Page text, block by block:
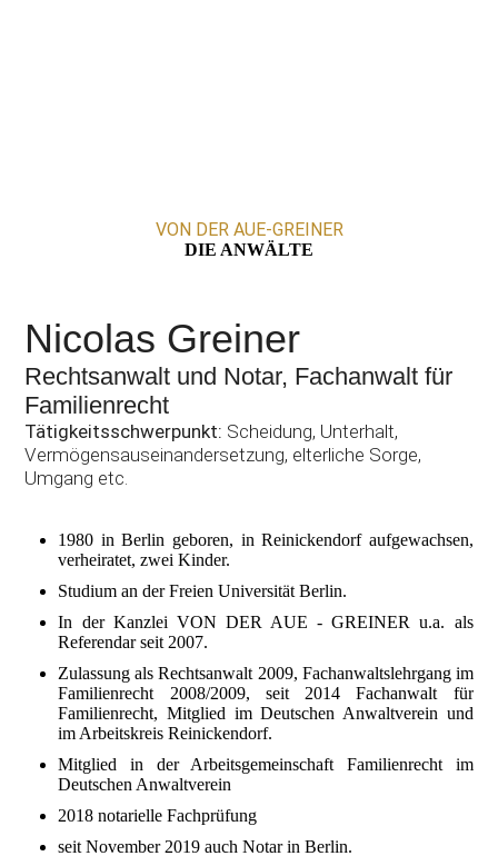
VON DER AUE-GREINER
DIE ANWÄLTE
Nicolas Greiner
Rechtsanwalt und Notar, Fachanwalt für
Familienrecht
Tätigkeitsschwerpunkt: Scheidung, Unterhalt,
Vermögensauseinandersetzung, elterliche Sorge,
Umgang etc.
1980 in Berlin geboren, in Reinickendorf aufgewachsen,
verheiratet, zwei Kinder.
Studium an der Freien Universität Berlin.
In der Kanzlei VON DER AUE - GREINER u.a. als
Referendar seit 2007.
Zulassung als Rechtsanwalt 2009, Fachanwaltslehrgang im
Familienrecht 2008/2009, seit 2014 Fachanwalt für
Familienrecht, Mitglied im Deutschen Anwaltverein und
im Arbeitskreis Reinickendorf.
Mitglied in der Arbeitsgemeinschaft Familienrecht im
Deutschen Anwaltverein
2018 notarielle Fachprüfung
seit November 2019 auch Notar in Berlin.